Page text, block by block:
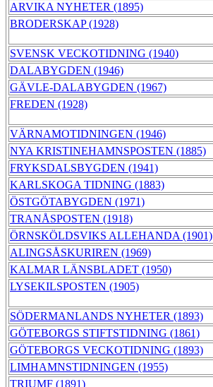
ARVIKA NYHETER (1895)
BRODERSKAP (1928)
SVENSK VECKOTIDNING (1940)
DALABYGDEN (1946)
GÄVLE-DALABYGDEN (1967)
FREDEN (1928)
VÄRNAMOTIDNINGEN (1946)
NYA KRISTINEHAMNSPOSTEN (1885)
FRYKSDALSBYGDEN (1941)
KARLSKOGA TIDNING (1883)
ÖSTGÖTABYGDEN (1971)
TRANÅSPOSTEN (1918)
ÖRNSKÖLDSVIKS ALLEHANDA (1901)
ALINGSÅSKURIREN (1969)
KALMAR LÄNSBLADET (1950)
LYSEKILSPOSTEN (1905)
SÖDERMANLANDS NYHETER (1893)
GÖTEBORGS STIFTSTIDNING (1861)
GÖTEBORGS VECKOTIDNING (1893)
LIMHAMNSTIDNINGEN (1955)
TRIUMF (1891)